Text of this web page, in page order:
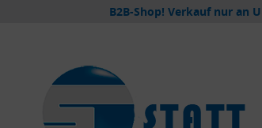
B2B-Shop! Verkauf nur an